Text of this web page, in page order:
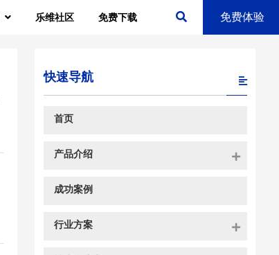
免费体验
乐维社区 免费下载
快速导航
首页
产品介绍
成功案例
行业方案